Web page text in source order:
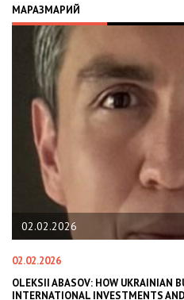
МАРАЗМАРИЙ
02.02.2026
02.02.2026
OLEKSII ABASOV: HOW UKRAINIAN
INTERNATIONAL INVESTMENTS